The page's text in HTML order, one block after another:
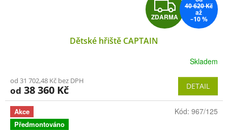
Z
D
M
A
ZDARMA
40 620 Kč
až
–10 %
Dětské hřiště CAPTAIN
Skladem
od 31 702,48 Kč bez DPH
od 38 360 Kč DETAIL
Akce
Předmontováno
Kód: 967/125